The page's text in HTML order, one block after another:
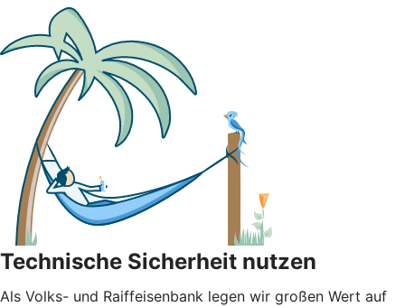
Technische Sicherheit nutzen
Als Volks- und Raiffeisenbank legen wir großen Wert auf